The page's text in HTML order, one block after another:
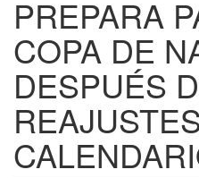
PREPARA
COPA DE
DESPUÉS